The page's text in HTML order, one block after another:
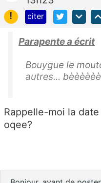
!
citer
Parapente a écrit
Bouygue le
autres...
Rappelle-moi la
oqee?